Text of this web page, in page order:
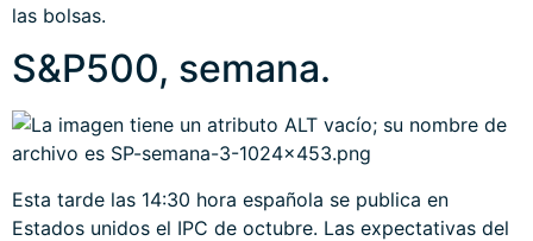
las bolsas.
S&P500, semana.
Esta tarde las 14:30 hora española se publica en
Estados unidos el IPC de octubre. Las expectativas del